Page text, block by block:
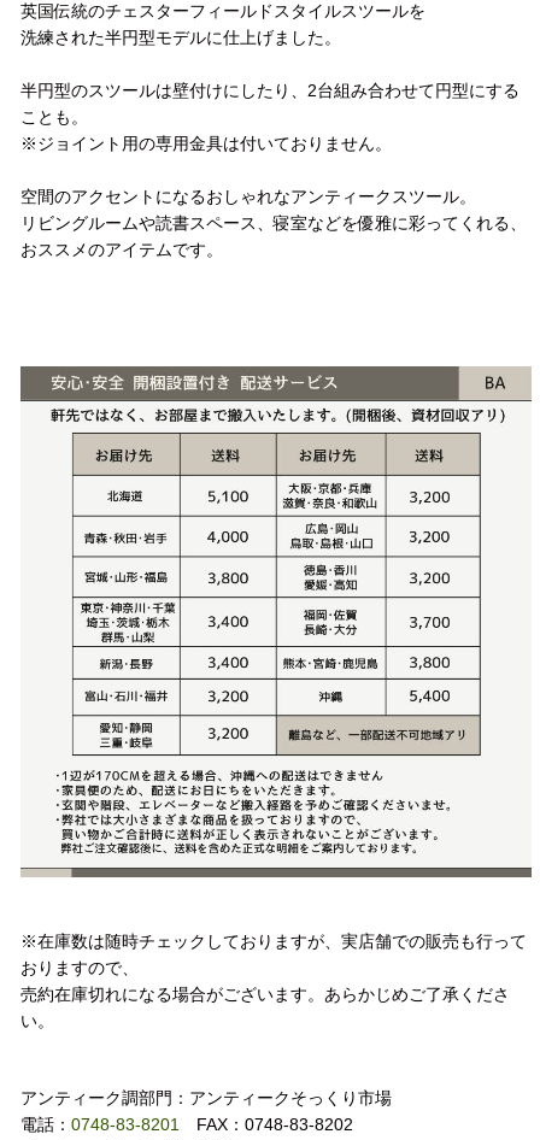
英国伝統のチェスターフィールドスタイルスツールを
洗練された半円型モデルに仕上げました。
半円型のスツールは壁付けにしたり、2台組み合わせて円型にする
ことも。
※ジョイント用の専用金具は付いておりません。
空間のアクセントになるおしゃれなアンティークスツール。
リビングルームや読書スペース、寝室などを優雅に彩ってくれる、
おススメのアイテムです。
※在庫数は随時チェックしておりますが、実店舗での販売も行って
おりますので、
売約在庫切れになる場合がございます。あらかじめご了承くださ
い。
アンティーク調部門：アンティークそっくり市場
電話： 0748-83-8201
FAX：0748-83-8202